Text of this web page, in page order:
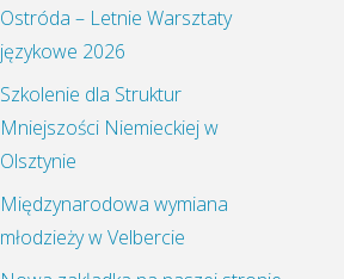
Ostróda – Letnie Warsztaty
językowe 2026
Szkolenie dla Struktur
Mniejszości Niemieckiej w
Olsztynie
Międzynarodowa wymiana
młodzieży w Velbercie